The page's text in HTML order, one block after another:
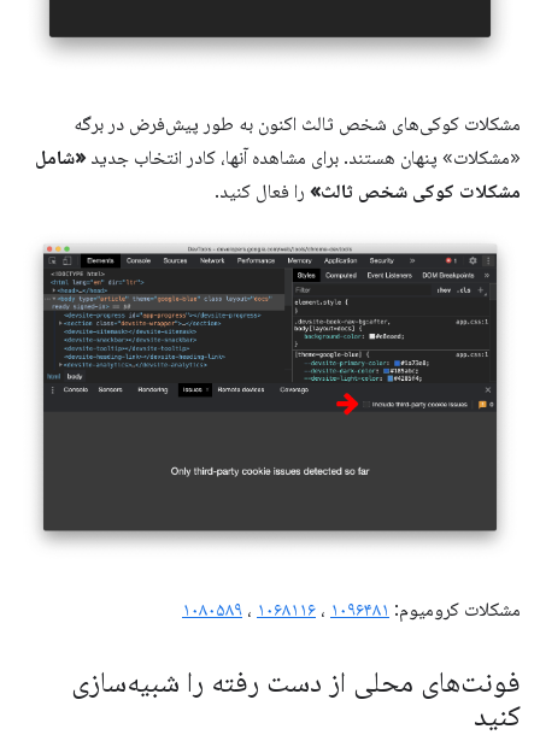
مشکلات کوکی‌های شخص ثالث اکنون به طور پیش‌فرض در برگه
«مشکلات» پنهان هستند. برای مشاهده آنها، کادر انتخاب جدید «شامل
مشکلات کوکی شخص ثالث» را فعال کنید.
مشکلات کرومیوم: ۱۰۹۶۴۸۱ ، ۱۰۶۸۱۱۶ ، ۱۰۸۰۵۸۹
فونت‌های محلی از دست رفته را شبیه‌سازی
کنید